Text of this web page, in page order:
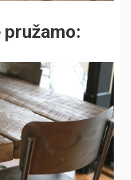
pružamo: